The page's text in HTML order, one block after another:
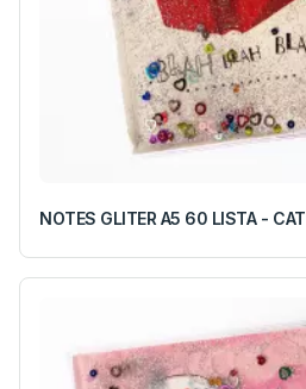
NOTES GLITER A5 60 LISTA - CAT